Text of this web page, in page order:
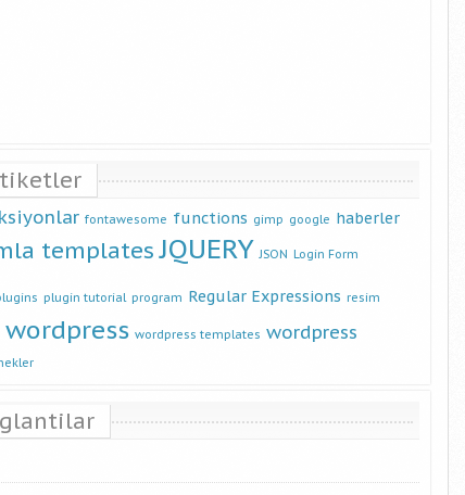
fontawesome functions gimp google haberler
templates JQUERY JSON Login Form
plugin tutorial program Regular Expressions resim
wordpress wordpress templates wordpress